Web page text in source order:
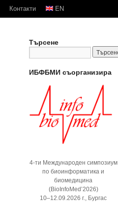
Контакти EN
Търсене
ИБФБМИ съорганизира
4-ти Международен симпозиум
по биоинформатика и
биомедицина
(BioInfoMed’2026)
10–12.09.2026 г., Бургас